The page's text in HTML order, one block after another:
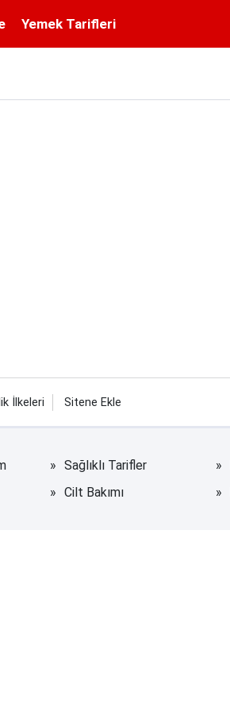
Yemek Tarifleri
İlkeleri Sitene Ekle
Sağlıklı Tarifler
Cilt Bakımı